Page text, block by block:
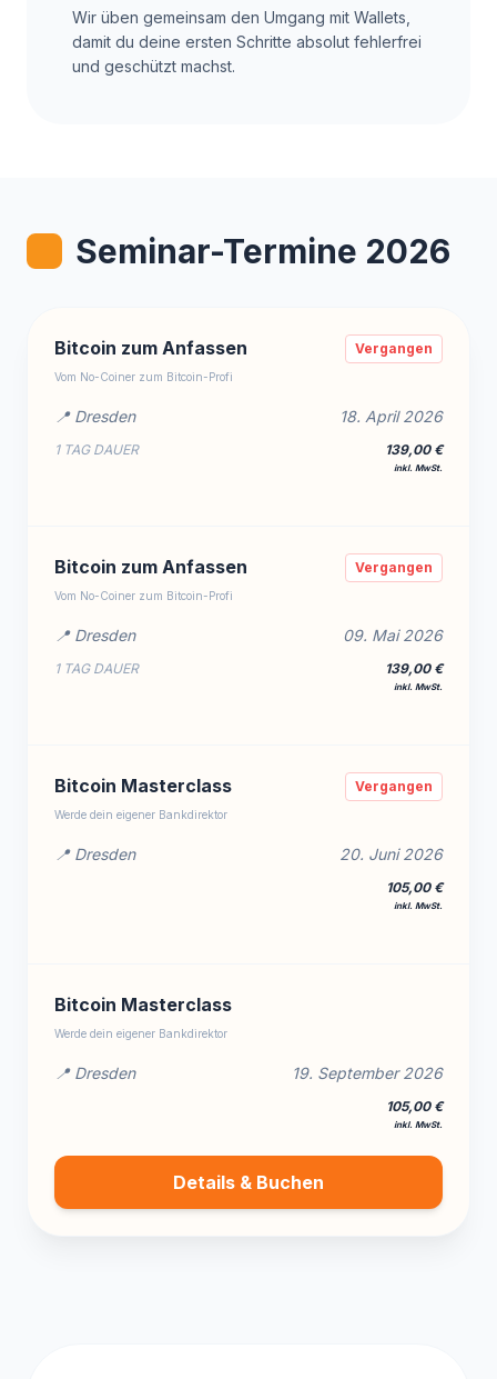
Wir üben gemeinsam den Umgang mit Wallets,
damit du deine ersten Schritte absolut fehlerfrei
und geschützt machst.
Seminar-Termine 2026
Bitcoin zum Anfassen
Vom No-Coiner zum Bitcoin-Profi
Vergangen
📍 Dresden 18. April 2026
1 TAG DAUER 139,00 €
inkl. MwSt.
Bitcoin zum Anfassen
Vom No-Coiner zum Bitcoin-Profi
Vergangen
📍 Dresden 09. Mai 2026
1 TAG DAUER 139,00 €
inkl. MwSt.
Bitcoin Masterclass
Werde dein eigener Bankdirektor
Vergangen
📍 Dresden 20. Juni 2026
105,00 €
inkl. MwSt.
Bitcoin Masterclass
Werde dein eigener Bankdirektor
📍 Dresden 19. September 2026
105,00 €
inkl. MwSt.
Details & Buchen